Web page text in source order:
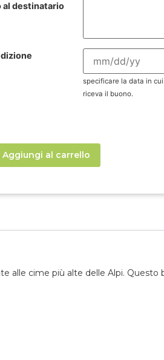
al destinatario
specificare la data in
riceva il buono.
Aggiungi al carrello
alle cime più alte delle Alpi. Questo